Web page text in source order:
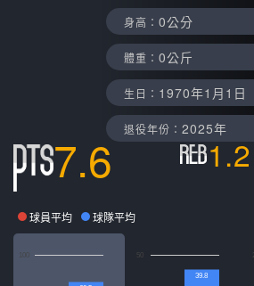
身高： 0公分
體重： 0公斤
生日： 1970年1月1日
退役年份： 2025年
7.6 1.2
球員平均 球隊平均
50
39.8